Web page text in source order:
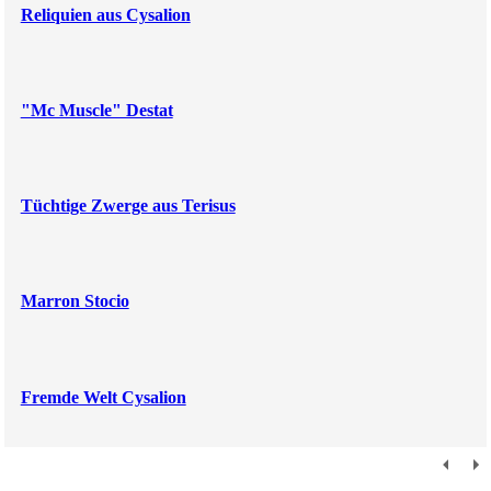
Reliquien aus Cysalion
"Mc Muscle" Destat
Tüchtige Zwerge aus Terisus
Marron Stocio
Fremde Welt Cysalion